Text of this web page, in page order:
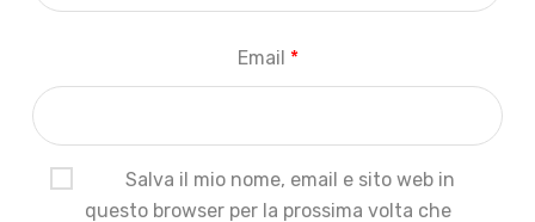
Email *
Salva il mio nome, email e sito web in
questo browser per la prossima volta che